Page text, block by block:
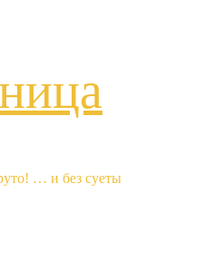
… и без суеты